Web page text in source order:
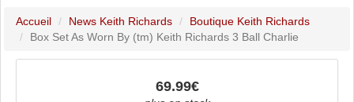
Accueil News Keith Richards
Boutique Keith Richards
Box Set As Worn By (tm) Keith Richards 3 Ball Charlie
69.99€